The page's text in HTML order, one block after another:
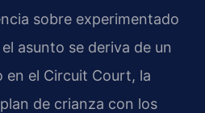
sobre experimentado
asunto se deriva de un
el Circuit Court, la
de crianza con los